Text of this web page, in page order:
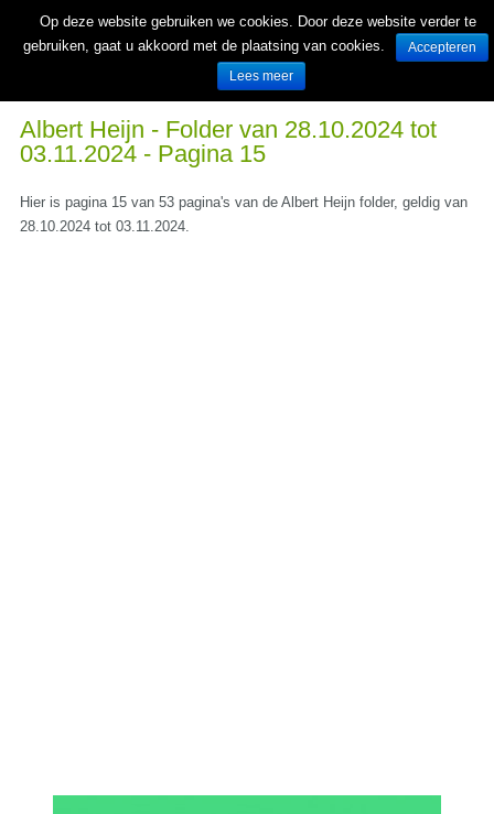
Wekelijks nieuwe folders van Nederlandse supermarkten en winkels
Albert Heijn - Folder van 28.10.2024 tot
03.11.2024 - Pagina 15
Hier is pagina 15 van 53 pagina's van de Albert Heijn folder, geldig van
28.10.2024 tot 03.11.2024.
Op deze website gebruiken we cookies. Door deze website verder te
gebruiken, gaat u akkoord met de plaatsing van cookies.
Accepteren
Lees meer